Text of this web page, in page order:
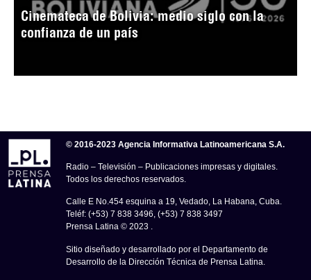
Cinemateca de Bolivia: medio siglo con la
confianza de un país
© 2016-2023 Agencia Informativa Latinoamericana S.A.
Radio – Televisión – Publicaciones impresas y digitales.
Todos los derechos reservados.
Calle E No.454 esquina a 19, Vedado, La Habana, Cuba.
Teléf: (+53) 7 838 3496, (+53) 7 838 3497
Prensa Latina © 2023 .
Sitio diseñado y desarrollado por el Departamento de
Desarrollo de la Dirección Técnica de Prensa Latina.